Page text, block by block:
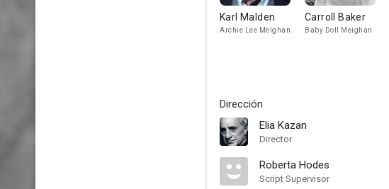
Karl Malden
Archie Lee Meighan
Carroll Baker
Baby Doll Meighan
Dirección
Elia Kazan
Director
Roberta Hodes
Script Supervisor